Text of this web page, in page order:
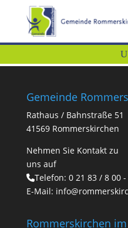
Gemeinde
Rathaus / Bahnstraße 51
41569 Rommerskirchen
Nehmen Sie Kontakt zu
uns auf
Telefon: 0 21 83 / 8 00 -
E-Mail:
Rommerskirchen